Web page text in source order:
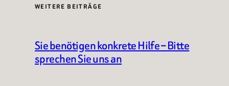
WEITERE BEITRÄGE
Sie benötigen konkrete Hilfe – Bitte
sprechen Sie uns an